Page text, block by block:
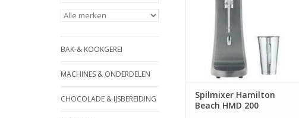
BAK-& KOOKGEREI
MACHINES & ONDERDELEN
CHOCOLADE & IJSBEREIDING
mixer gaat pas werken als de
het geleidingssysteem. Het
geleidingssysteem is makkelijk te
reinig
TOEVOEGEN AAN WINKELWAGEN
Spilmixer Hamilton
Beach HMD 200